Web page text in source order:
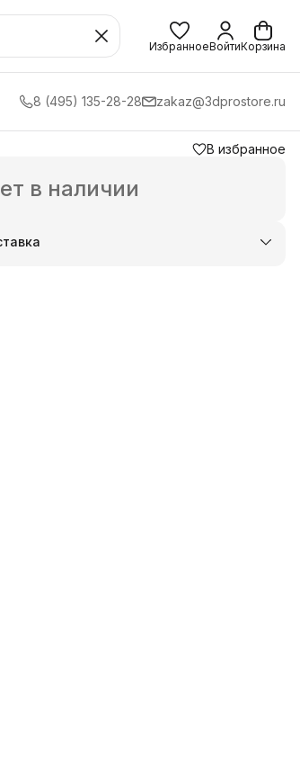
ИзбранноеВойтиКорзина
8 (495) 135-28-28 zakaz@3dprostore.ru
В избранное
в наличии